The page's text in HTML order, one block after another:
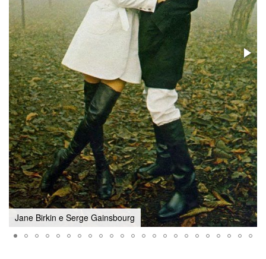
Jane Birkin e Serge Gainsbourg